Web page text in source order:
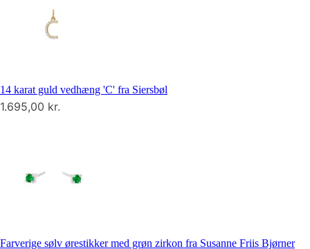
14 karat guld vedhæng 'C' fra Siersbøl
1.695,00 kr.
Farverige sølv ørestikker med grøn zirkon fra Susanne Friis Bjørner